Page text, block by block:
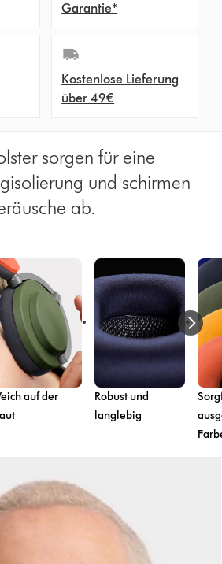
Garantie*
Kostenlose Lieferung
über 49€
sorgen für eine
und schirmen
ab.
auf der
Robust und
langlebig